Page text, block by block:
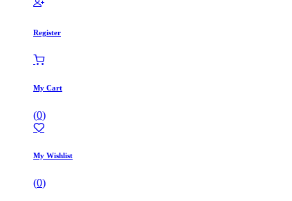
Register
My Cart
(0)
My Wishlist
(0)